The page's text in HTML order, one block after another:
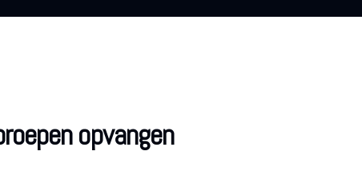
opvangen